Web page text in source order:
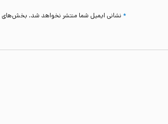
نشانی ایمیل شما منتشر نخواهد شد. *